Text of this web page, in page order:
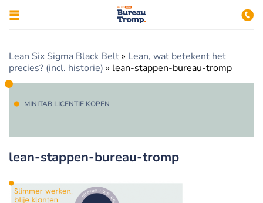
Lean Six Sigma Black Belt » Lean, wat betekent het
precies? (incl. historie) » lean-stappen-bureau-tromp
MINITAB LICENTIE KOPEN
lean-stappen-bureau-tromp